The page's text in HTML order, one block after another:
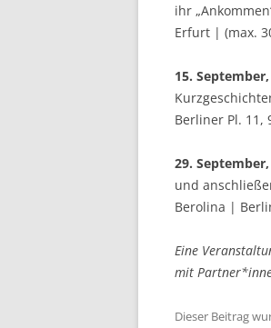
ihr
Erfurt | (max.
15.
Berliner Pl.
29.
und
Berolina |
Eine
mit
Dieser Beitrag